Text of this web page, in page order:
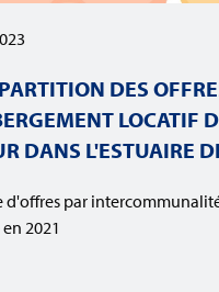
DES
LOCATIF
DANS L'ESTUAIRE
d'offres par
2021